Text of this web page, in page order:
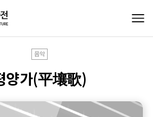
음악
양가(平壤歌)